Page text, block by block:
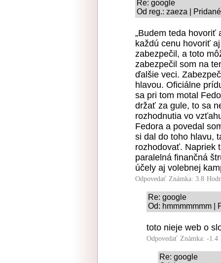
Re: google
Od reg.: zaeza |
„Budem teda hovoriť
každú cenu hovoriť
zabezpečil, a toto
zabezpečil som na
ďalšie veci.
hlavou. Oficiálne
sa pri tom motal
držať za gule, to sa
rozhodnutia vo
Fedora a povedal
si dal do toho hlavu,
rozhodovať. Napriek
paralelná finančná
účely aj volebnej
Odpovedať Známka: 3.8
Re: google
Od: hmmmmmmm |
toto nieje web o
Odpovedať Známka: -1.4
Re: google